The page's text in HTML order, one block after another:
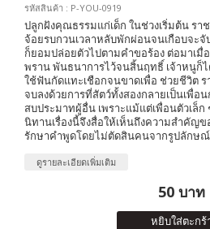
รหัสสินค้า : P-YOU-0919
ปลูกฝังคุณธรรมแก่เด็ก ในช่วงเริ่มต้น ร
จ้อยรบกวนเวลาหลับพักผ่อนจนเกือบจะ
ก็ยอมปล่อยตัวไปตามคำขอร้อง ต่อมาเมื่
พราน พันธนาการไว้จนสิ้นฤทธิ์ เจ้าหนู
ใช้ฟันกัดแทะเชือกจนขาดเพื่อ ช่วยชีวิต ร
จบลงด้วยการที่สัตว์ทั้งสองกลายเป็นเพื่อ
สบประมาทผู้อื่น เพราะแม้แต่เพื่อนตัวเล็
นิทานเรื่องนี้จึงสื่อให้เห็นถึงความสำคัญข
รักษาคำพูดโดยไม่ตัดสินคนจากรูปลักษ
ดูรายละเอียดเพิ่มเติม
50 บาท
หยิบใส่ตะกร้